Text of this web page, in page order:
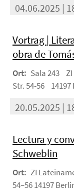
04.06.2025 |
Vortrag |
obra de
Ort: Sala 243
Str. 54-56 14197
20.05.2025 |
Lectura y
Schweblin
Ort: ZI
54–56 14197